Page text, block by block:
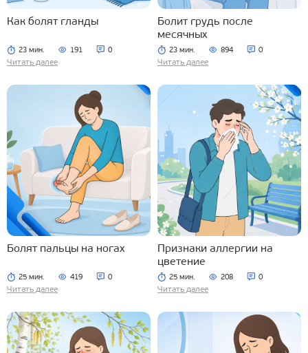
Как болят гланды
23 мин. 191 0
Читать далее
Болит грудь после
месячных
23 мин. 894 0
Читать далее
Болят пальцы на ногах
25 мин. 419 0
Читать далее
Признаки аллергии на
цветение
25 мин. 208 0
Читать далее